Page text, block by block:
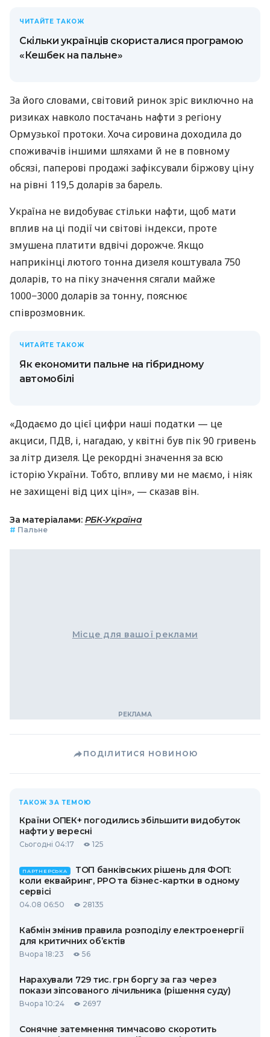
ЧИТАЙТЕ ТАКОЖ
Скільки українців скористалися програмою
«Кешбек на пальне»
За його словами, світовий ринок зріс виключно на
ризиках навколо постачань нафти з регіону
Ормузької протоки. Хоча сировина доходила до
споживачів іншими шляхами й не в повному
обсязі, паперові продажі зафіксували біржову ціну
на рівні 119,5 доларів за барель.
Україна не видобуває стільки нафти, щоб мати
вплив на ці події чи світові індекси, проте
змушена платити вдвічі дорожче. Якщо
наприкінці лютого тонна дизеля коштувала 750
доларів, то на піку значення сягали майже
1000−3000 доларів за тонну, пояснює
співрозмовник.
ЧИТАЙТЕ ТАКОЖ
Як економити пальне на гібридному
автомобілі
«Додаємо до цієї цифри наші податки — це
акциси, ПДВ, і, нагадаю, у квітні був пік 90 гривень
за літр дизеля. Це рекордні значення за всю
історію України. Тобто, впливу ми не маємо, і ніяк
не захищені від цих цін», — сказав він.
За матеріалами: РБК-Україна
# Пальне
Місце для вашої реклами
ПОДІЛИТИСЯ НОВИНОЮ
ТАКОЖ ЗА ТЕМОЮ
Країни ОПЕК+ погодились збільшити видобуток
нафти у вересні
Сьогодні 04:17 125
ПАРТНЕРСЬКА
ТОП банківських рішень для ФОП:
коли еквайринг, РРО та бізнес-картки в одному
сервісі
04.08 06:50 28135
Кабмін змінив правила розподілу електроенергії
для критичних об’єктів
Вчора 18:23 56
Нарахували 729 тис. грн боргу за газ через
покази зіпсованого лічильника (рішення суду)
Вчора 10:24 2697
Сонячне затемнення тимчасово скоротить